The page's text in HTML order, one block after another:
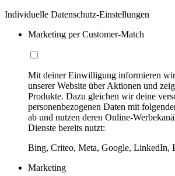
Individuelle Datenschutz-Einstellungen
Marketing per Customer-Match
Mit deiner Einwilligung informieren wir
unserer Website über Aktionen und
Produkte. Dazu gleichen wir deine
personenbezogenen Daten mit
ab und nutzen deren Online-
Dienste bereits nutzt:
Bing, Criteo, Meta, Google, LinkedIn,
Marketing